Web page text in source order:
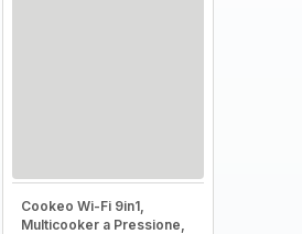
Cookeo Wi-Fi 9in1,
Multicooker a Pressione,